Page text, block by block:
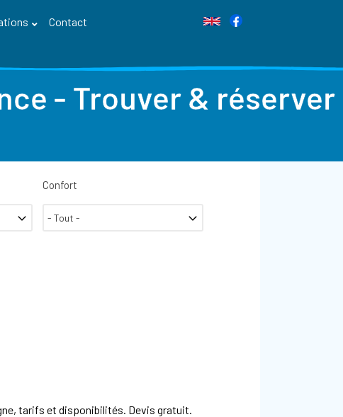
Contact
- Trouver & réserver
Confort
tarifs et disponibilités. Devis gratuit.